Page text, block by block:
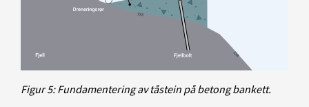
Figur 5: Fundamentering av tåstein på betong bankett.